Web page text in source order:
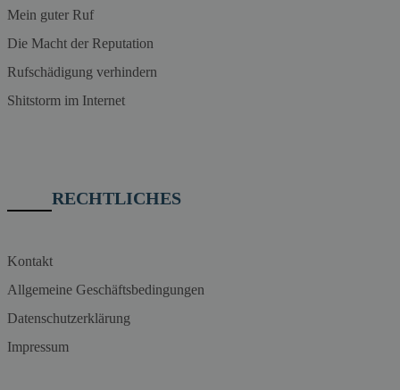
Mein guter Ruf
Die Macht der Reputation
Rufschädigung verhindern
Shitstorm im Internet
RECHTLICHES
Kontakt
Allgemeine Geschäftsbedingungen
Datenschutzerklärung
Impressum